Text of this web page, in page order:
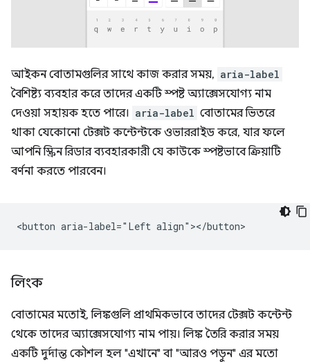
আইকন বোতামগুলির সাথে কাজ করার সময়, aria-label
বৈশিষ্ট্য ব্যবহার করে তাদের একটি স্পষ্ট অ্যাক্সেসযোগ্য নাম
দেওয়া সহায়ক হতে পারে। aria-label বোতামের ভিতরে
থাকা যেকোনো টেক্সট কন্টেন্টকে ওভাররাইড করে, যার ফলে
আপনি স্ক্রিন রিডার ব্যবহারকারী যে কাউকে স্পষ্টভাবে ক্রিয়াটি
বর্ণনা করতে পারবেন।
লিংক
বোতামের মতোই, লিঙ্কগুলি প্রাথমিকভাবে তাদের টেক্সট কন্টেন্ট
থেকে তাদের অ্যাক্সেসযোগ্য নাম পায়। লিঙ্ক তৈরি করার সময়
একটি দুর্দান্ত কৌশল হল "এখানে" বা "আরও পড়ুন" এর মতো